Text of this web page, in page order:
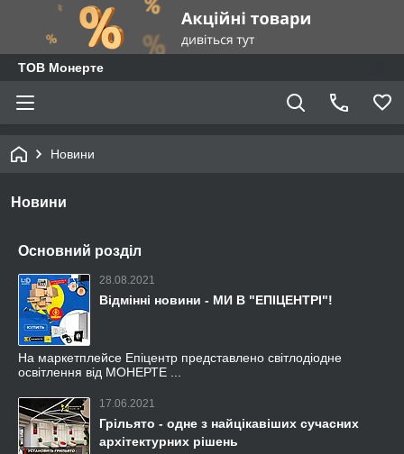
ТОВ Монерте
Новини
Новини
Основний розділ
28.08.2021
Відмінні новини - МИ В "ЕПІЦЕНТРІ"!
На маркетплейсе Епіцентр представлено світлодіодне
освітлення від МОНЕРТЕ ...
17.06.2021
Грільято - одне з найцікавіших сучасних
архітектурних рішень